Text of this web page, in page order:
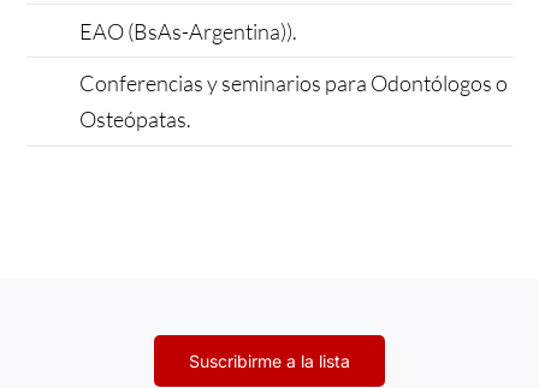
EAO (BsAs-Argentina)).
Conferencias y seminarios para Odontólogos o
Osteópatas.